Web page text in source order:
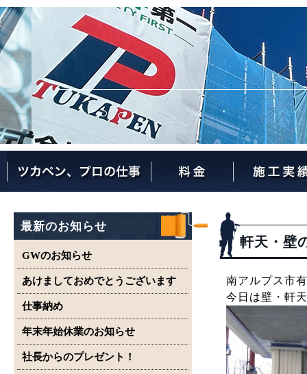
最新のお知らせ
GWのお知らせ
あけましておめでとうございます
仕事納め
年末年始休業のお知らせ
社長からのプレゼント！
軒天・壁
南アルプス市
今日は壁・軒